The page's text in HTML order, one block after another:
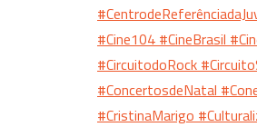
#Cine104 #CineBrasil
#CircuitodoRock
#ConcertosdeNatal
#CristinaMarigo